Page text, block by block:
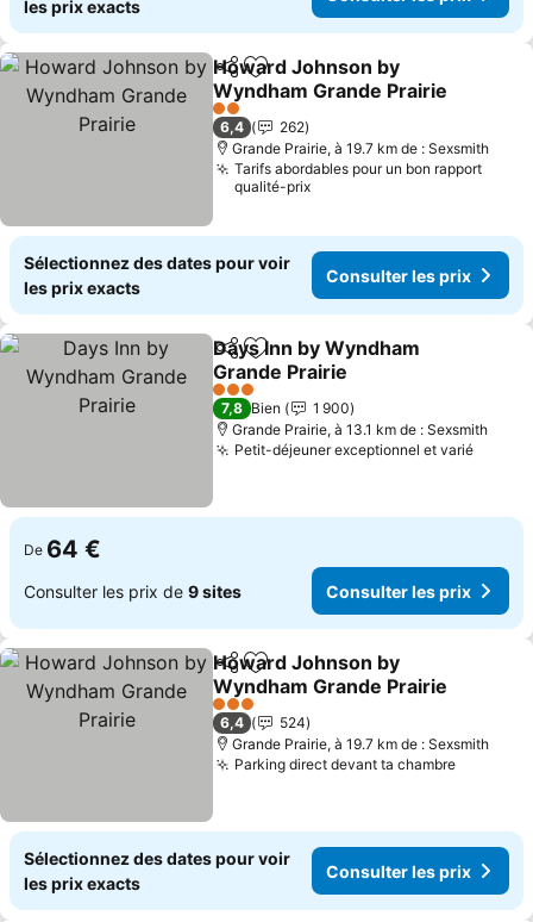
les prix exacts
PartagerAjouter à mes favoris
Howard Johnson by
Wyndham Grande Prairie
2 Étoiles
6,4
262
Grande Prairie, à 19.7 km de : Sexsmith
Tarifs abordables pour un bon rapport
qualité-prix
Sélectionnez des dates pour voir
les prix exacts
Consulter les prix
PartagerAjouter à mes favoris
Days Inn by Wyndham
Grande Prairie
3 Étoiles
7,8 Bien
1 900
Grande Prairie, à 13.1 km de : Sexsmith
Petit-déjeuner exceptionnel et varié
De 64 €
Consulter les prix de 9 sites Consulter les prix
PartagerAjouter à mes favoris
Howard Johnson by
Wyndham Grande Prairie
3 Étoiles
6,4
524
Grande Prairie, à 19.7 km de : Sexsmith
Parking direct devant ta chambre
Sélectionnez des dates pour voir
les prix exacts
Consulter les prix